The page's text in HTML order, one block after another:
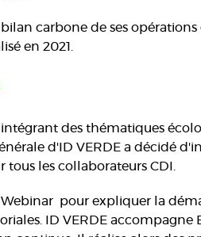
bilan carbone de ses
en 2021.
des thématiques
d'ID VERDE a décidé
tous les collaborateurs CDI.
Webinar pour expliquer la
ID VERDE accompagne